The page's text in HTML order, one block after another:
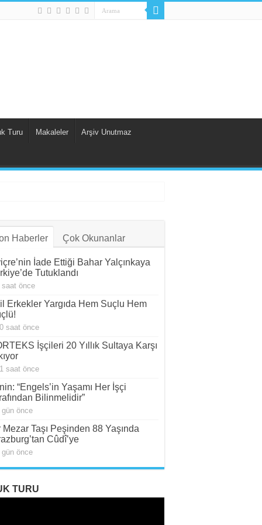
Turu Makaleler Arşiv Unutmaz
Haberler Çok Okunanlar
İade Ettiği Bahar Yalçınkaya
Tutuklandı
saat önce
Erkekler Yargıda Hem Suçlu Hem
saat önce
İşçileri 20 Yıllık Sultaya Karşı
saat önce
“Engels’in Yaşamı Her İşçi
Bilinmelidir”
gün önce
Mezar Taşı Peşinden 88 Yaşında
Cûdî’ye
gün önce
TURU